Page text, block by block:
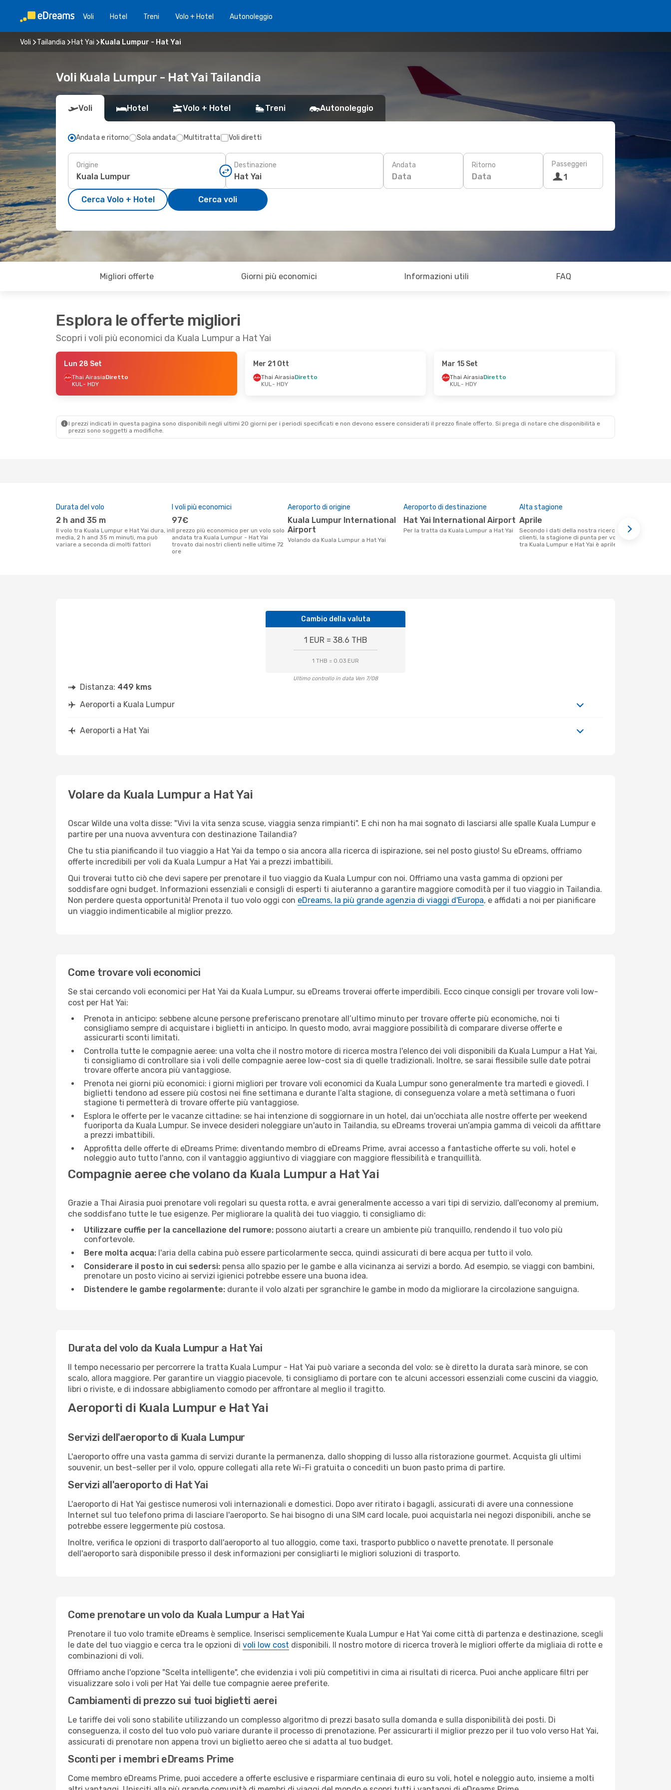
Voli Hotel Treni Volo + Hotel Autonoleggio
Voli Tailandia Hat Yai Kuala Lumpur - Hat Yai
Voli Kuala Lumpur - Hat Yai Tailandia
Voli Hotel Volo + Hotel Treni Autonoleggio
Andata e ritorno Sola andata Multitratta Voli diretti
Origine Destinazione Andata
Data
Ritorno
Data
Passeggeri
1
Cerca Volo + Hotel Cerca voli
Migliori offerte Giorni più economici Informazioni utili FAQ
Esplora le offerte migliori
Scopri i voli più economici da Kuala Lumpur a Hat Yai
Lun 28 Set
Thai AirasiaDiretto
KUL- HDY
Mer 21 Ott
Thai AirasiaDiretto
KUL- HDY
Mar 15 Set
Thai AirasiaDiretto
KUL- HDY
I prezzi indicati in questa pagina sono disponibili negli ultimi 20 giorni per i periodi specificati e non devono essere considerati il ​​prezzo finale offerto. Si prega di notare che disponibilità e
prezzi sono soggetti a modifiche.
Durata del volo
2 h and 35 m
Il volo tra Kuala Lumpur e Hat Yai dura, in
media, 2 h and 35 m minuti, ma può
variare a seconda di molti fattori
I voli più economici
97€
Il prezzo più economico per un volo solo
andata tra Kuala Lumpur - Hat Yai
trovato dai nostri clienti nelle ultime 72
ore
Aeroporto di origine
Kuala Lumpur International
Airport
Volando da Kuala Lumpur a Hat Yai
Aeroporto di destinazione
Hat Yai International Airport
Per la tratta da Kuala Lumpur a Hat Yai
Alta stagione
aprile
Secondo i dati della nostra ricerca
clienti, la stagione di punta per volare
tra Kuala Lumpur e Hat Yai è aprile .
Cambio della valuta
1 EUR = 38.6 THB
1 THB = 0.03 EUR
Ultimo controllo in data Ven 7/08
Distanza: 449 kms
Aeroporti a Kuala Lumpur
Aeroporti a Hat Yai
Volare da Kuala Lumpur a Hat Yai
Oscar Wilde una volta disse: "Vivi la vita senza scuse, viaggia senza rimpianti". E chi non ha mai sognato di lasciarsi alle spalle Kuala Lumpur e
partire per una nuova avventura con destinazione Tailandia?
Che tu stia pianificando il tuo viaggio a Hat Yai da tempo o sia ancora alla ricerca di ispirazione, sei nel posto giusto! Su eDreams, offriamo
offerte incredibili per voli da Kuala Lumpur a Hat Yai a prezzi imbattibili.
Qui troverai tutto ciò che devi sapere per prenotare il tuo viaggio da Kuala Lumpur con noi. Offriamo una vasta gamma di opzioni per
soddisfare ogni budget. Informazioni essenziali e consigli di esperti ti aiuteranno a garantire maggiore comodità per il tuo viaggio in Tailandia.
Non perdere questa opportunità! Prenota il tuo volo oggi con eDreams, la più grande agenzia di viaggi d'Europa, e affidati a noi per pianificare
un viaggio indimenticabile al miglior prezzo.
Come trovare voli economici
Se stai cercando voli economici per Hat Yai da Kuala Lumpur, su eDreams troverai offerte imperdibili. Ecco cinque consigli per trovare voli low-
cost per Hat Yai:
Prenota in anticipo: sebbene alcune persone preferiscano prenotare all’ultimo minuto per trovare offerte più economiche, noi ti
consigliamo sempre di acquistare i biglietti in anticipo. In questo modo, avrai maggiore possibilità di comparare diverse offerte e
assicurarti sconti limitati.
Controlla tutte le compagnie aeree: una volta che il nostro motore di ricerca mostra l'elenco dei voli disponibili da Kuala Lumpur a Hat Yai,
ti consigliamo di controllare sia i voli delle compagnie aeree low-cost sia di quelle tradizionali. Inoltre, se sarai flessibile sulle date potrai
trovare offerte ancora più vantaggiose.
Prenota nei giorni più economici: i giorni migliori per trovare voli economici da Kuala Lumpur sono generalmente tra martedì e giovedì. I
biglietti tendono ad essere più costosi nei fine settimana e durante l’alta stagione, di conseguenza volare a metà settimana o fuori
stagione ti permetterà di trovare offerte più vantaggiose.
Esplora le offerte per le vacanze cittadine: se hai intenzione di soggiornare in un hotel, dai un'occhiata alle nostre offerte per weekend
fuoriporta da Kuala Lumpur. Se invece desideri noleggiare un'auto in Tailandia, su eDreams troverai un’ampia gamma di veicoli da affittare
a prezzi imbattibili.
Approfitta delle offerte di eDreams Prime: diventando membro di eDreams Prime, avrai accesso a fantastiche offerte su voli, hotel e
noleggio auto tutto l'anno, con il vantaggio aggiuntivo di viaggiare con maggiore flessibilità e tranquillità.
Compagnie aeree che volano da Kuala Lumpur a Hat Yai
Grazie a Thai Airasia puoi prenotare voli regolari su questa rotta, e avrai generalmente accesso a vari tipi di servizio, dall'economy al premium,
che soddisfano tutte le tue esigenze. Per migliorare la qualità dei tuo viaggio, ti consigliamo di:
Utilizzare cuffie per la cancellazione del rumore: possono aiutarti a creare un ambiente più tranquillo, rendendo il tuo volo più
confortevole.
Bere molta acqua: l'aria della cabina può essere particolarmente secca, quindi assicurati di bere acqua per tutto il volo.
Considerare il posto in cui sedersi: pensa allo spazio per le gambe e alla vicinanza ai servizi a bordo. Ad esempio, se viaggi con bambini,
prenotare un posto vicino ai servizi igienici potrebbe essere una buona idea.
Distendere le gambe regolarmente: durante il volo alzati per sgranchire le gambe in modo da migliorare la circolazione sanguigna.
Durata del volo da Kuala Lumpur a Hat Yai
Il tempo necessario per percorrere la tratta Kuala Lumpur - Hat Yai può variare a seconda del volo: se è diretto la durata sarà minore, se con
scalo, allora maggiore. Per garantire un viaggio piacevole, ti consigliamo di portare con te alcuni accessori essenziali come cuscini da viaggio,
libri o riviste, e di indossare abbigliamento comodo per affrontare al meglio il tragitto.
Aeroporti di Kuala Lumpur e Hat Yai
Servizi dell'aeroporto di Kuala Lumpur
L'aeroporto offre una vasta gamma di servizi durante la permanenza, dallo shopping di lusso alla ristorazione gourmet. Acquista gli ultimi
souvenir, un best-seller per il volo, oppure collegati alla rete Wi-Fi gratuita o concediti un buon pasto prima di partire.
Servizi all'aeroporto di Hat Yai
L'aeroporto di Hat Yai gestisce numerosi voli internazionali e domestici. Dopo aver ritirato i bagagli, assicurati di avere una connessione
Internet sul tuo telefono prima di lasciare l'aeroporto. Se hai bisogno di una SIM card locale, puoi acquistarla nei negozi disponibili, anche se
potrebbe essere leggermente più costosa.
Inoltre, verifica le opzioni di trasporto dall'aeroporto al tuo alloggio, come taxi, trasporto pubblico o navette prenotate. Il personale
dell'aeroporto sarà disponibile presso il desk informazioni per consigliarti le migliori soluzioni di trasporto.
Come prenotare un volo da Kuala Lumpur a Hat Yai
Prenotare il tuo volo tramite eDreams è semplice. Inserisci semplicemente Kuala Lumpur e Hat Yai come città di partenza e destinazione, scegli
le date del tuo viaggio e cerca tra le opzioni di voli low cost disponibili. Il nostro motore di ricerca troverà le migliori offerte da migliaia di rotte e
combinazioni di voli.
Offriamo anche l'opzione "Scelta intelligente", che evidenzia i voli più competitivi in cima ai risultati di ricerca. Puoi anche applicare filtri per
visualizzare solo i voli per Hat Yai delle tue compagnie aeree preferite.
Cambiamenti di prezzo sui tuoi biglietti aerei
Le tariffe dei voli sono stabilite utilizzando un complesso algoritmo di prezzi basato sulla domanda e sulla disponibilità dei posti. Di
conseguenza, il costo del tuo volo può variare durante il processo di prenotazione. Per assicurarti il miglior prezzo per il tuo volo verso Hat Yai,
assicurati di prenotare non appena trovi un biglietto aereo che si adatta al tuo budget.
Sconti per i membri eDreams Prime
Come membro eDreams Prime, puoi accedere a offerte esclusive e risparmiare centinaia di euro su voli, hotel e noleggio auto, insieme a molti